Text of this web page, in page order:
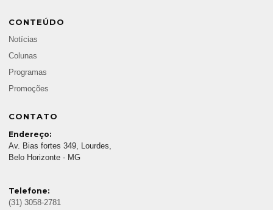
CONTEÚDO
Notícias
Colunas
Programas
Promoções
CONTATO
Endereço:
Av. Bias fortes 349, Lourdes,
Belo Horizonte - MG
Telefone:
(31) 3058-2781